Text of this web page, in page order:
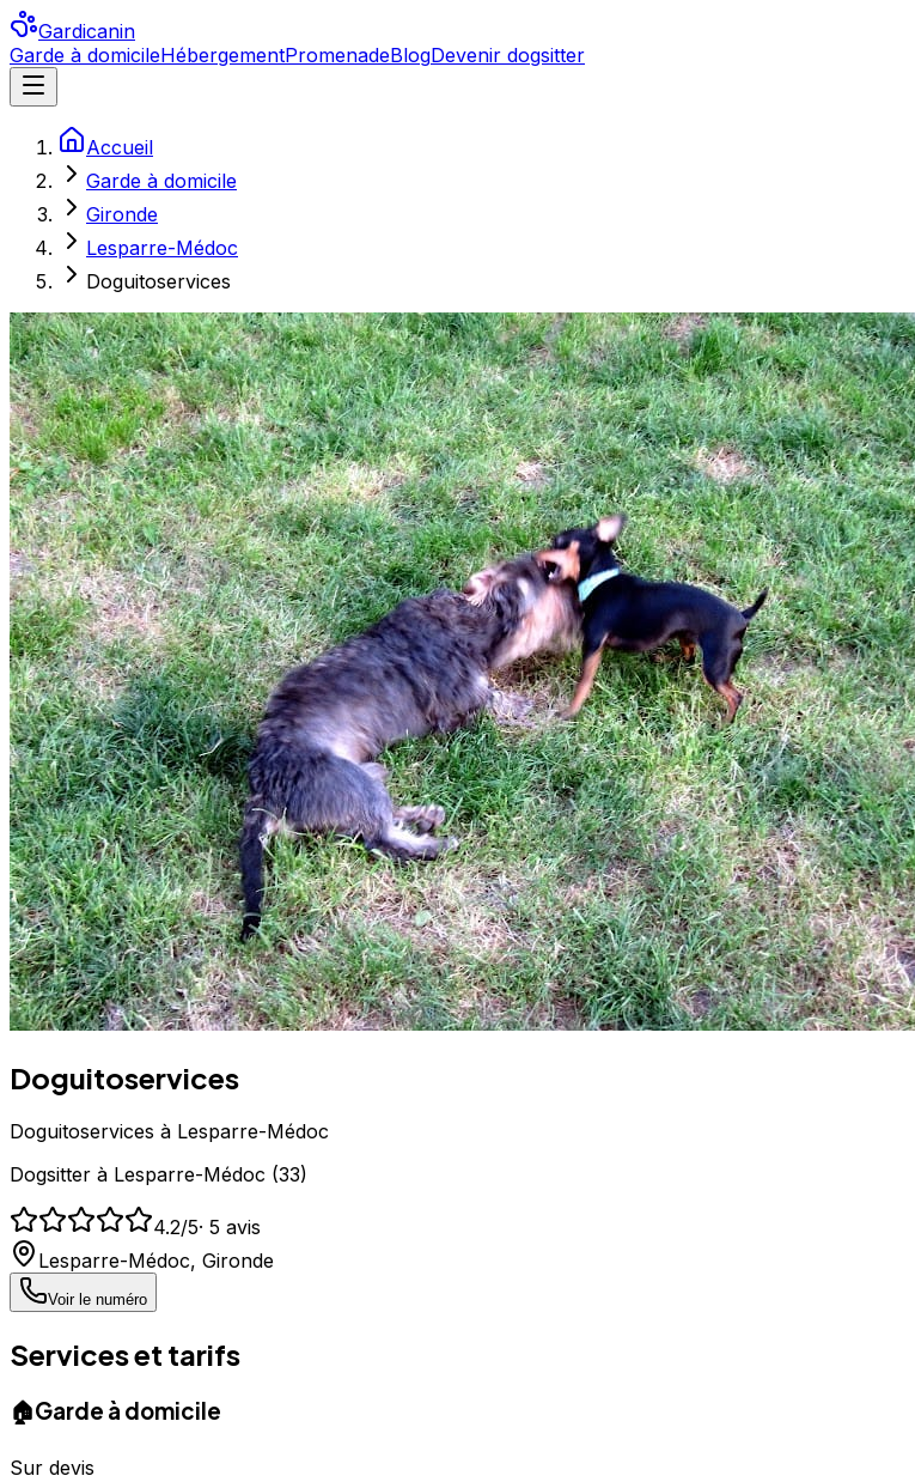
Gardicanin
Garde à domicileHébergementPromenadeBlogDevenir dogsitter
Accueil
Garde à domicile
Gironde
Lesparre-Médoc
Doguitoservices
Doguitoservices
Doguitoservices à Lesparre-Médoc
Dogsitter à Lesparre-Médoc (33)
4.2/5· 5 avis
Lesparre-Médoc, Gironde
Voir le numéro
Services et tarifs
🏠Garde à domicile
Sur devis